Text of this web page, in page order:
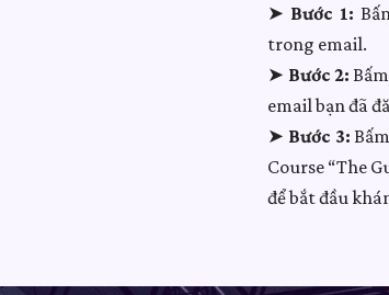
➤ Bước 1:
trong email.
➤ Bước 2:
email bạn đã
➤ Bước 3:
Course “The
để bắt đầu